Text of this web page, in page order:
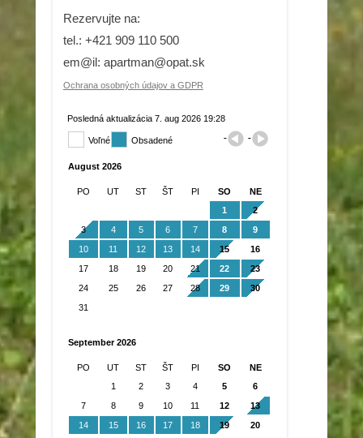
Rezervujte na:
tel.: +421 909 110 500
em@il: apartman@opat.sk
Ochrana osobných údajov a GDPR
Posledná aktualizácia 7. aug 2026 19:28
Voľné Obsadené
august 2026
PO UT ST ŠT PI SO
NE
1
2
3
4 5 6 7 8
9
10
11 12 13 14 15
16
17
18 19 20 21 22
23
24
25 26 27 28 29
30
31
september 2026
PO UT ST ŠT PI SO
NE
1
2 3 4 5
6
7
8 9 10 11 12
13
14
15 16 17 18 19
20